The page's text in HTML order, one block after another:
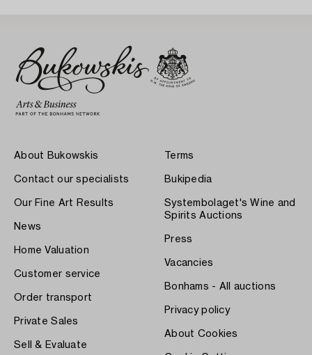
About Bukowskis
Contact our specialists
Our Fine Art Results
News
Home Valuation
Customer service
Order transport
Private Sales
Sell & Evaluate
Terms
Bukipedia
Systembolaget's Wine and
Spirits Auctions
Press
Vacancies
Bonhams - All auctions
Privacy policy
About Cookies